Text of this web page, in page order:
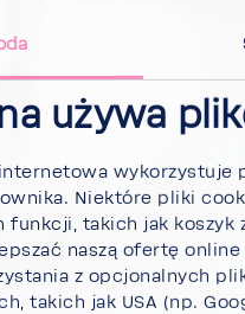
używa
wyko­rzy­stuje
Niektóre pliki
funkcji, takich jak koszyk
naszą ofertę
z opcjo­nal­nych
takich jak USA (np.